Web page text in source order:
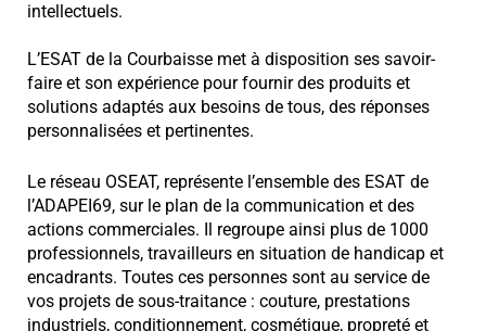
intellectuels.
L’ESAT de la Courbaisse met à disposition ses savoir-
faire et son expérience pour fournir des produits et
solutions adaptés aux besoins de tous, des réponses
personnalisées et pertinentes.
Le réseau OSEAT, représente l’ensemble des ESAT de
l’ADAPEI69, sur le plan de la communication et des
actions commerciales. Il regroupe ainsi plus de 1000
professionnels, travailleurs en situation de handicap et
encadrants. Toutes ces personnes sont au service de
vos projets de sous-traitance : couture, prestations
industriels, conditionnement, cosmétique, propreté et